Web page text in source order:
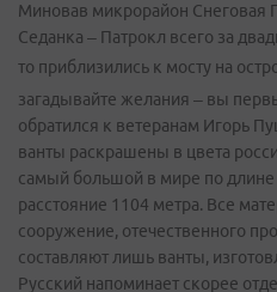
Миновав микрорайон Снеговая
Седанка – Патрокл всего за
то приблизились к мосту на
загадывайте желания – вы
обратился к ветеранам Игорь
ванты раскрашены в цвета
самый большой в мире по
расстояние 1104 метра. Все
сооружение, отечественного
составляют лишь ванты,
Русский напоминает скорее